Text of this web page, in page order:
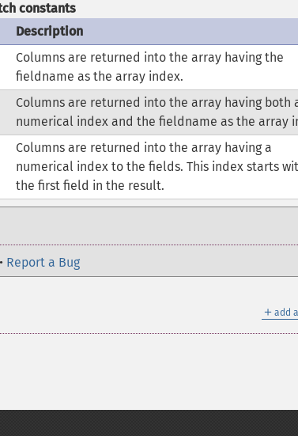
constants
Description
Columns are returned into the array having the
fieldname as the array index.
Columns are returned into the array having both
numerical index and the fieldname as the array
Columns are returned into the array having a
numerical index to the fields. This index starts
the first field in the result.
• Report a Bug
＋ add